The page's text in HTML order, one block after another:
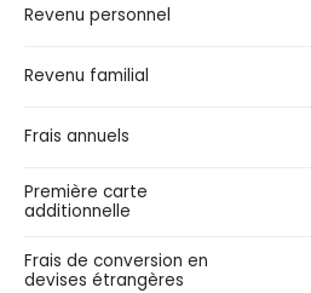
Revenu personnel
Revenu familial
Frais annuels
Première carte
additionnelle
Frais de conversion en
devises étrangères